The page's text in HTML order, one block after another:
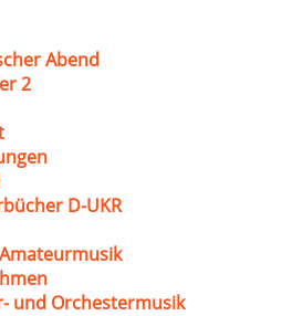
Abend
2
D-UKR
und Orchestermusik